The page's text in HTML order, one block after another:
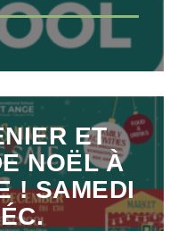
ET
NOËL À
! SAMEDI